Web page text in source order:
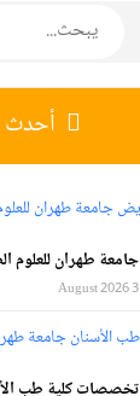
أحدث
جامعة طهران للعلوم
3 August 2026
تخصصات كلية طب